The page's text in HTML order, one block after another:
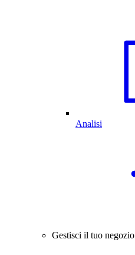
Analisi
Gestisci il tuo negozio